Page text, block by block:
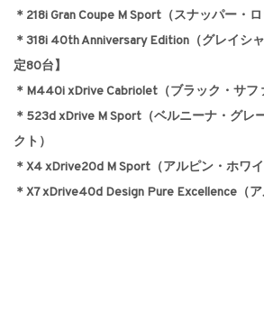
＊218i Gran Coupe M Sport（スナッパー・
＊318i 40th Anniversary Edition（グレイシ
定80台】
＊M440i xDrive Cabriolet（ブラック・サフ
＊523d xDrive M Sport（ベルニーナ・グレ
クト）
＊X4 xDrive20d M Sport（アルピン・ホワイ
＊X7 xDrive40d Design Pure Excellence（ア